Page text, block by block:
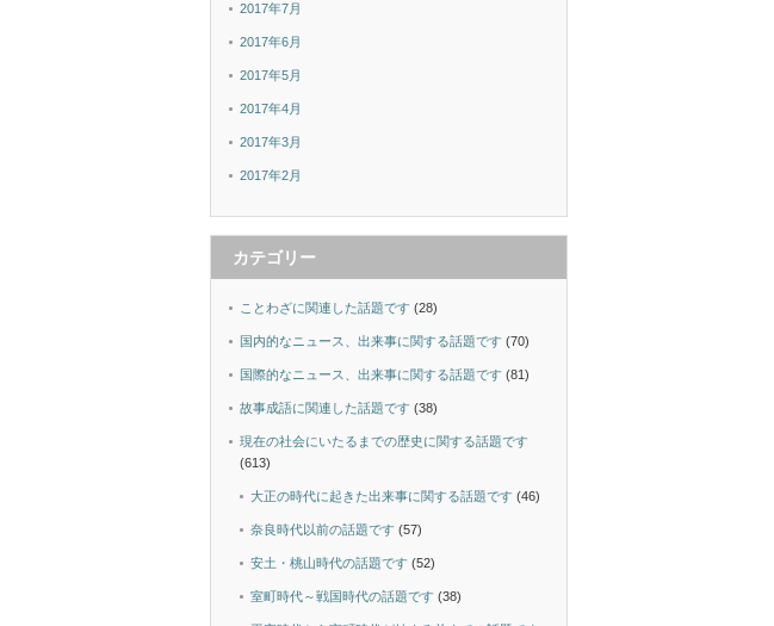
2017年7月
2017年6月
2017年5月
2017年4月
2017年3月
2017年2月
カテゴリー
ことわざに関連した話題です (28)
国内的なニュース、出来事に関する話題です (70)
国際的なニュース、出来事に関する話題です (81)
故事成語に関連した話題です (38)
現在の社会にいたるまでの歴史に関する話題です
(613)
大正の時代に起きた出来事に関する話題です (46)
奈良時代以前の話題です (57)
安土・桃山時代の話題です (52)
室町時代～戦国時代の話題です (38)